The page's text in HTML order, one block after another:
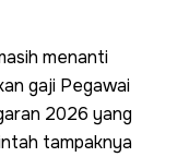
menanti
gaji Pegawai
2026 yang
tampaknya